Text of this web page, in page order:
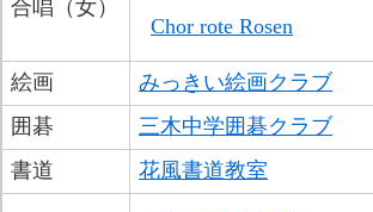
合唱（女）
Chor rote Rosen
絵画
みっきい絵画クラブ
囲碁
三木中学囲碁クラブ
書道
花風書道教室